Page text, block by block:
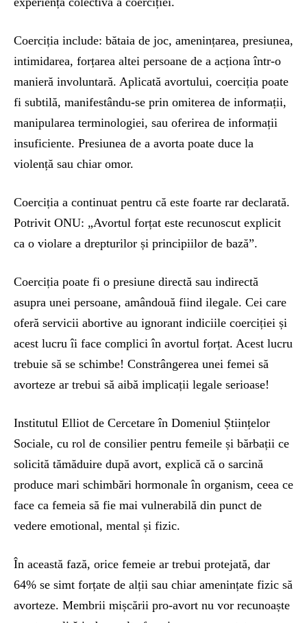
Coerciția include: bătaia de joc, amenințarea, presiunea,
intimidarea, forțarea altei persoane de a acționa într-o
manieră involuntară. Aplicată avortului, coerciția poate
fi subtilă, manifestându-se prin omiterea de informații,
manipularea terminologiei, sau oferirea de informații
insuficiente. Presiunea de a avorta poate duce la
violență sau chiar omor.
Coerciția a continuat pentru că este foarte rar declarată.
Potrivit ONU: „Avortul forțat este recunoscut explicit
ca o violare a drepturilor și principiilor de bază”.
Coerciția poate fi o presiune directă sau indirectă
asupra unei persoane, amândouă fiind ilegale. Cei care
oferă servicii abortive au ignorant indiciile coerciției și
acest lucru îi face complici în avortul forțat. Acest lucru
trebuie să se schimbe! Constrângerea unei femei să
avorteze ar trebui să aibă implicații legale serioase!
Institutul Elliot de Cercetare în Domeniul Științelor
Sociale, cu rol de consilier pentru femeile și bărbații ce
solicită tămăduire după avort, explică că o sarcină
produce mari schimbări hormonale în organism, ceea ce
face ca femeia să fie mai vulnerabilă din punct de
vedere emotional, mental și fizic.
În această fază, orice femeie ar trebui protejată, dar
64% se simt forțate de alții sau chiar amenințate fizic să
avorteze. Membrii mișcării pro-avort nu vor recunoaște